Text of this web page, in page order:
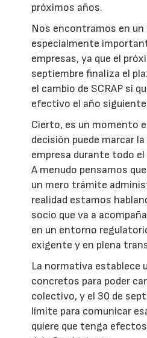
próximos años.
Nos encontramos en
especialmente
empresas, ya que el
septiembre finaliza el
el cambio de SCRAP si
efectivo el año
Cierto, es un momento
decisión puede marcar
empresa durante todo
A menudo pensamos
un mero trámite
realidad estamos
socio que va a
en un entorno
exigente y en plena
La normativa establece
concretos para poder
colectivo, y el 30 de
límite para comunicar
quiere que tenga